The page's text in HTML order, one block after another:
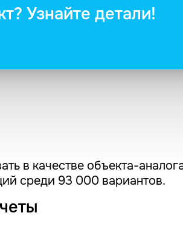
Узнайте детали!
в качестве объекта-
среди 93 000 вариантов.